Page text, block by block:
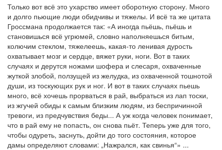
Только вот всё это ухарство имеет оборотную сторону. Много
и долго пьющие люди обидчивы и тяжелы. И всё та же цитата
Гроссмана продолжается так: «А иногда пьёшь, пьёшь и
становишься всё угрюмей, словно наполняешься битым,
колючим стеклом, тяжелеешь, какая-то ленивая дурость
охватывает мозг и сердце, вяжет руки, ноги. Вот в таких
случаях и дерутся ножами шофера и слесаря, охваченные
жуткой злобой, ползущей из желудка, из охваченной тошнотой
души, из тоскующих рук и ног. И вот в таких случаях пьешь
много, всё хочешь прорваться в рай, выбраться из лап тоски,
из жгучей обиды к самым близким людям, из беспричинной
тревоги, из предчувствия беды... А уж когда человек понимает,
что в рай ему не попасть, он снова пьёт. Теперь уже для того,
чтобы одуреть, заснуть, дойти до того состояния, которое
дамы определяют словами: „Нажрался, как свинья“» ...